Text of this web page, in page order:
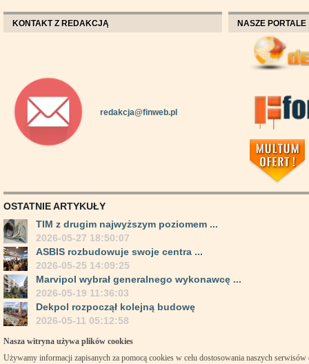
KONTAKT Z REDAKCJĄ
redakcja@finweb.pl
NASZE PORTALE
OSTATNIE ARTYKUŁY
TIM z drugim najwyższym poziomem ...
2026-05-27 18:50:07
ASBIS rozbudowuje swoje centra ...
2026-05-25 14:09:25
Marvipol wybrał generalnego wykonawcę ...
2026-05-19 11:36:03
Dekpol rozpoczął kolejną budowę
2026-05-11 05:12:58
Nasza witryna używa plików cookies
Używamy informacji zapisanych za pomocą cookies w celu dostosowania naszych